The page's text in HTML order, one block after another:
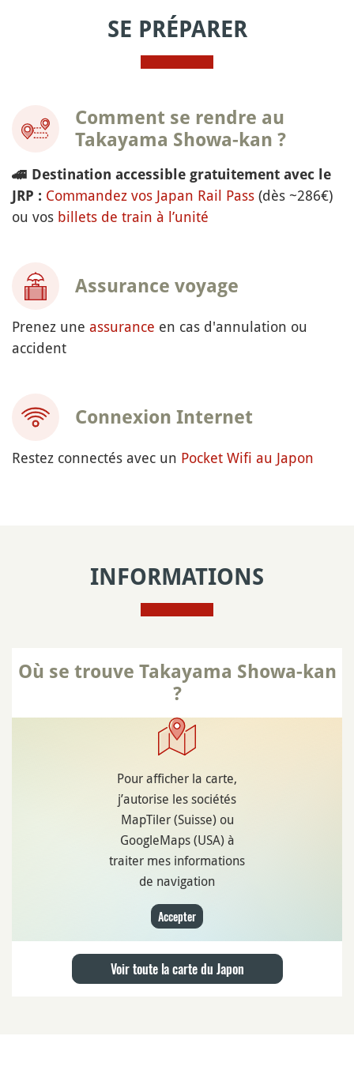
SE PRÉPARER
Comment se rendre au
Takayama Showa-kan ?
🚄 Destination accessible gratuitement avec le
JRP : Commandez vos Japan Rail Pass (dès ~286€)
ou vos billets de train à l’unité
Assurance voyage
Prenez une assurance en cas d'annulation ou
accident
Connexion Internet
Restez connectés avec un Pocket Wifi au Japon
INFORMATIONS
Où se trouve Takayama Showa-kan
?
Pour afficher la carte,
j’autorise les sociétés
MapTiler (Suisse) ou
GoogleMaps (USA) à
traiter mes informations
de navigation
Accepter
Voir toute la carte du Japon